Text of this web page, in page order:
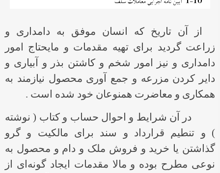
از آن تاریخ که انسان موفق به دامداری و
زراعت گردید برای تهیه مقدمات و مایحتاج امور
دامداری و نیز امور شخم و کاشتن بذر و آبیاری و
دایر کردن مزرعه و جمع آوری محصول نیازمند به
همکاری و معاضرت همنوعان خود شده است .
در آن شرایط و احوال حساب و کتاب ( نوشته
) و تنطیم قرارداد و سند برای مالکیت و گرو
گذاشتن یا خرید و فروش ملک و دام و محصول به
نوعی مطرح بوده و مالا مقدمات ایجاد گونه‌ای از